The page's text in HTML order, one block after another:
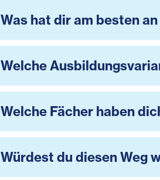
Was hat dir am besten
Welche
Welche Fächer haben
Würdest du diesen Weg